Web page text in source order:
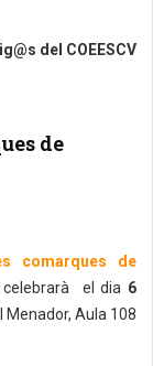
del COEESCV
de
comarques de
el dia 6
Menador, Aula 108